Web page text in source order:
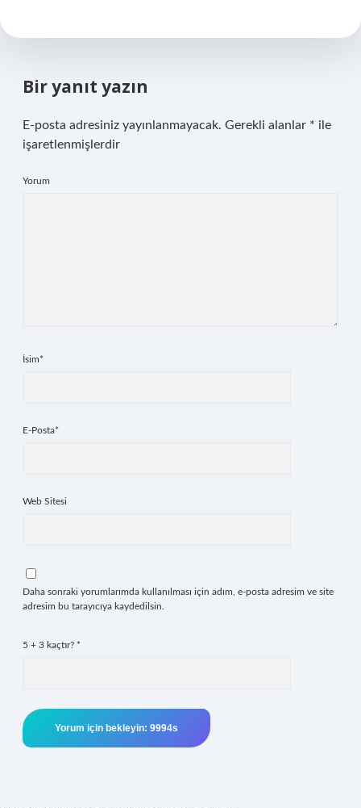
Bir yanıt yazın
E-posta adresiniz yayınlanmayacak. Gerekli alanlar * ile
işaretlenmişlerdir
Yorum
İsim*
E-Posta*
Web Sitesi
Daha sonraki yorumlarımda kullanılması için adım, e-posta adresim ve site
adresim bu tarayıcıya kaydedilsin.
5 + 3 kaçtır? *